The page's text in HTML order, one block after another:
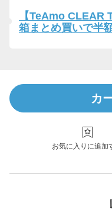
【TeAmo CLEAR
箱まとめ買いで半
カ
お気に入りに追加